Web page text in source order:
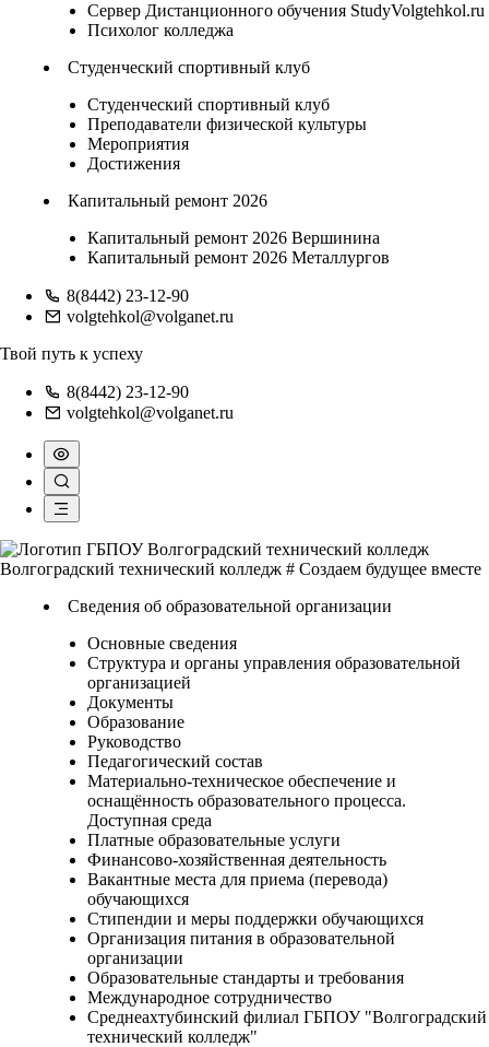
Сервер Дистанционного обучения StudyVolgtehkol.ru
Психолог колледжа
Студенческий спортивный клуб
Студенческий спортивный клуб
Преподаватели физической культуры
Мероприятия
Достижения
Капитальный ремонт 2026
Капитальный ремонт 2026 Вершинина
Капитальный ремонт 2026 Металлургов
8(8442) 23-12-90
volgtehkol@volganet.ru
Твой путь к успеху
8(8442) 23-12-90
volgtehkol@volganet.ru
Волгоградский технический колледж # Создаем будущее вместе
Сведения об образовательной организации
Основные сведения
Структура и органы управления образовательной
организацией
Документы
Образование
Руководство
Педагогический состав
Материально-техническое обеспечение и
оснащённость образовательного процесса.
Доступная среда
Платные образовательные услуги
Финансово-хозяйственная деятельность
Вакантные места для приема (перевода)
обучающихся
Стипендии и меры поддержки обучающихся
Организация питания в образовательной
организации
Образовательные стандарты и требования
Международное сотрудничество
Среднеахтубинский филиал ГБПОУ "Волгоградский
технический колледж"